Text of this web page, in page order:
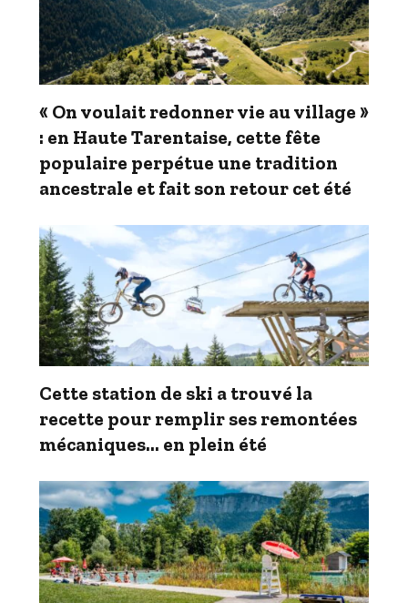
« On voulait redonner vie au village »
: en Haute Tarentaise, cette fête
populaire perpétue une tradition
ancestrale et fait son retour cet été
Cette station de ski a trouvé la
recette pour remplir ses remontées
mécaniques… en plein été